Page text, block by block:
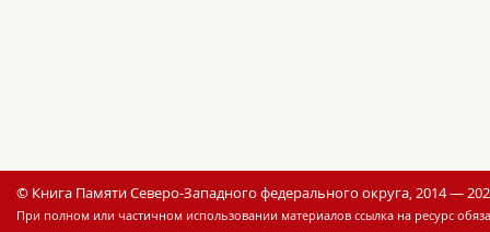
© Книга Памяти Северо-Западного федерального округа, 2014 —
При полном или частичном использовании материалов ссылка на ресурс